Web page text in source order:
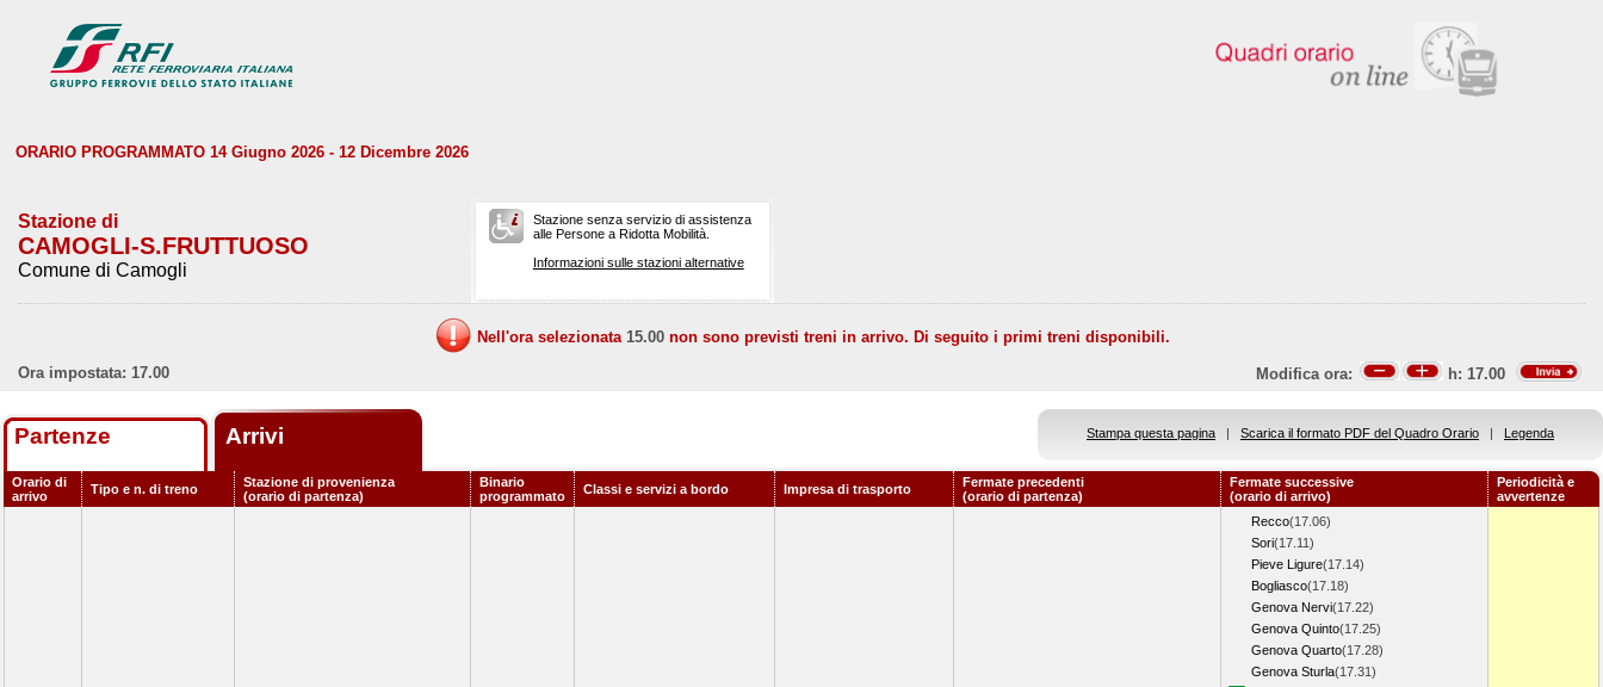
ORARIO PROGRAMMATO 14 Giugno 2026 - 12 Dicembre 2026
Stazione di
CAMOGLI-S.FRUTTUOSO
Comune di Camogli
Stazione senza servizio di assistenza
alle Persone a Ridotta Mobilità.
Informazioni sulle stazioni alternative
Nell'ora selezionata 15.00 non sono previsti treni in arrivo. Di seguito i primi treni disponibili.
Ora impostata: 17.00
Modifica ora: h: 17.00
Partenze Arrivi Stampa questa pagina | Scarica il formato PDF del Quadro Orario | Legenda
Orario di
arrivo
Tipo e n. di treno
Stazione di provenienza
(orario di partenza)
Binario
programmato
Classi e servizi a bordo Impresa di trasporto
Fermate precedenti
(orario di partenza)
Fermate successive
(orario di arrivo)
Periodicità e
avvertenze
Recco(17.06)
Sori(17.11)
Pieve Ligure(17.14)
Bogliasco(17.18)
Genova Nervi(17.22)
Genova Quinto(17.25)
Genova Quarto(17.28)
Genova Sturla(17.31)